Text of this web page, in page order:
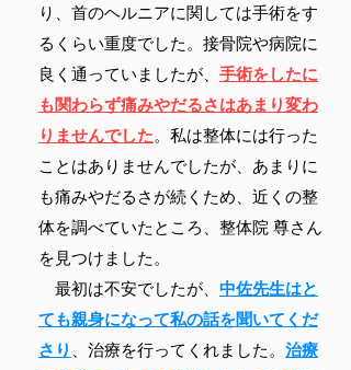
り、首のヘルニアに関しては手術をす
るくらい重度でした。接骨院や病院に
良く通っていましたが、 手術をしたに
も関わらず痛みやだるさはあまり変わ
りませんでした。私は整体には行った
ことはありませんでしたが、あまりに
も痛みやだるさが続くため、近くの整
体を調べていたところ、整体院 尊さん
を見つけました。
最初は不安でしたが、 中佐先生はと
ても親身になって私の話を聞いてくだ
さり
、治療を行ってくれました。 治療